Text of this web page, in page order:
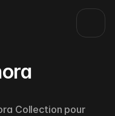
Collection pour